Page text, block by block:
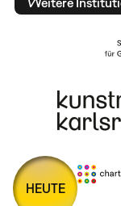
HEUTE